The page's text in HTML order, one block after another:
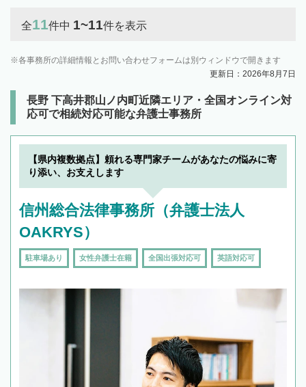
全11件中 1~11件を表示
各事務所の詳細情報とお問い合わせフォームは別ウィンドウで開きます
更新日：2026年8月7日
長野 下高井郡山ノ内町近隣エリア・全国オンライン対
応可で相続対応可能な弁護士事務所
【県内複数拠点】頼れる専門家チームがあなたの悩みに寄
り添い、お支えします
信州総合法律事務所（弁護士法人
OAKRYS）
駐車場あり 女性弁護士在籍 全国出張対応可 英語対応可